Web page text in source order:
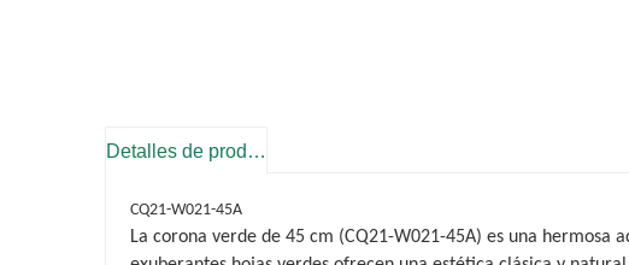
Detalles de producto
CQ21-W021-45A
La corona verde de 45 cm (CQ21-W021-45A) es una hermosa